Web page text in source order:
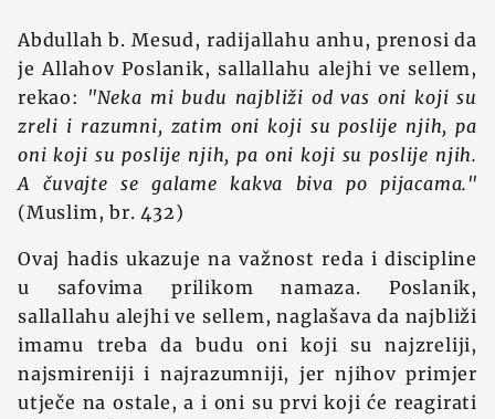
Abdullah b. Mesud, radijallahu anhu, prenosi da
je Allahov Poslanik, sallallahu alejhi ve sellem,
rekao: "Neka mi budu najbliži od vas oni koji su
zreli i razumni, zatim oni koji su poslije njih, pa
oni koji su poslije njih, pa oni koji su poslije njih.
A čuvajte se galame kakva biva po pijacama."
(Muslim, br. 432)
Ovaj hadis ukazuje na važnost reda i discipline
u safovima prilikom namaza. Poslanik,
sallallahu alejhi ve sellem, naglašava da najbliži
imamu treba da budu oni koji su najzreliji,
najsmireniji i najrazumniji, jer njihov primjer
utječe na ostale, a i oni su prvi koji će reagirati